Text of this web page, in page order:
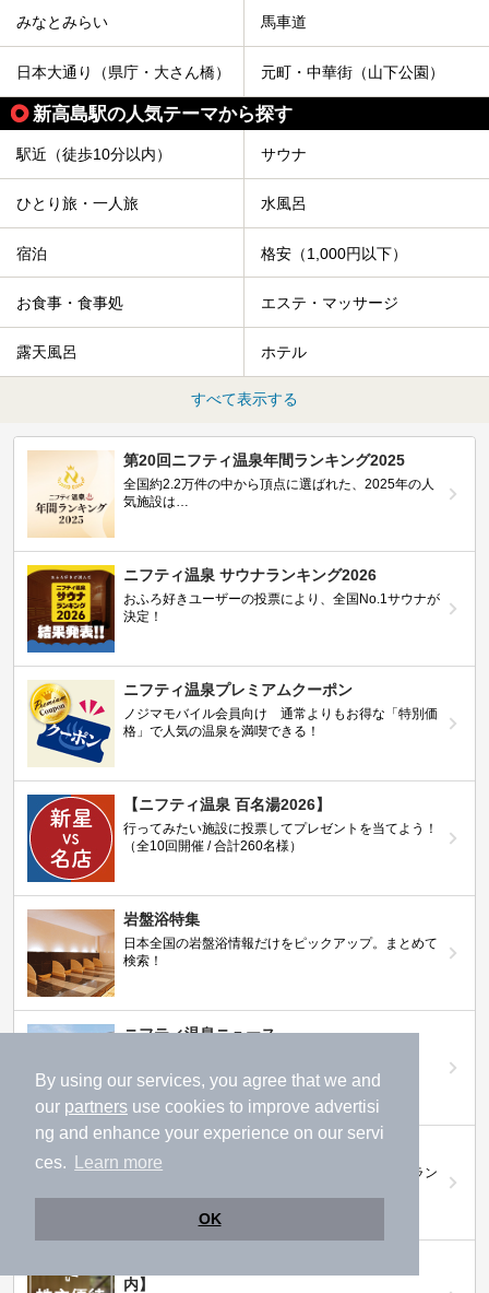
By using our services, you agree that we and
our partners use cookies to improve advertisi
ng and enhance your experience on our servi
ces.
Learn more
OK
みなとみらい 馬車道
日本大通り（県庁・大さん橋） 元町・中華街（山下公園）
新高島駅の人気テーマから探す
駅近（徒歩10分以内） サウナ
ひとり旅・一人旅 水風呂
宿泊 格安（1,000円以下）
お食事・食事処 エステ・マッサージ
露天風呂 ホテル
すべて表示する
第20回ニフティ温泉年間ランキング2025
全国約2.2万件の中から頂点に選ばれた、2025年の人
気施設は…
ニフティ温泉 サウナランキング2026
おふろ好きユーザーの投票により、全国No.1サウナが
決定！
ニフティ温泉プレミアムクーポン
ノジマモバイル会員向け 通常よりもお得な「特別価
格」で人気の温泉を満喫できる！
【ニフティ温泉 百名湯2026】
行ってみたい施設に投票してプレゼントを当てよう！
（全10回開催 / 合計260名様）
岩盤浴特集
日本全国の岩盤浴情報だけをピックアップ。まとめて
検索！
ニフティ温泉ニュース
温浴施設をお得に楽しめるサブスクリプションプラン
内】